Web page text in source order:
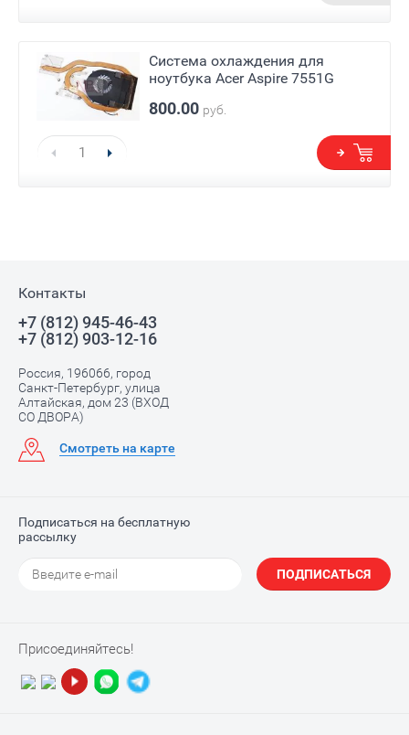
Система охлаждения для
ноутбука Acer Aspire 7551G
800.00 руб.
Контакты
+7 (812) 945-46-43
+7 (812) 903-12-16
Россия, 196066, город
Санкт-Петербург, улица
Алтайская, дом 23 (ВХОД
СО ДВОРА)
Смотреть на карте
Подписаться на бесплатную
рассылку
ПОДПИСАТЬСЯ
Присоединяйтесь!